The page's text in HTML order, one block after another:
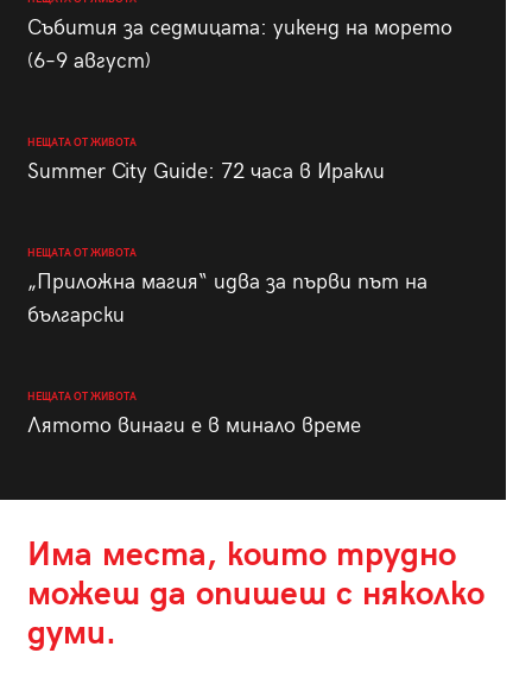
Събития за седмицата: уикенд на морето
(6–9 август)
НЕЩАТА ОТ ЖИВОТА
Summer City Guide: 72 часа в Иракли
НЕЩАТА ОТ ЖИВОТА
„Приложна магия“ идва за първи път на
български
НЕЩАТА ОТ ЖИВОТА
Лятото винаги е в минало време
Има места, които трудно
можеш да опишеш с няколко
думи.